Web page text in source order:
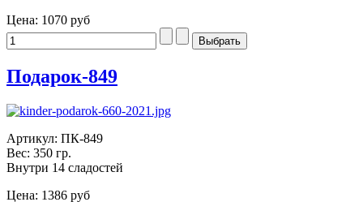
Цена: 1070 руб
Подарок-849
Артикул: ПК-849
Вес: 350 гр.
Внутри 14 сладостей
Цена: 1386 руб